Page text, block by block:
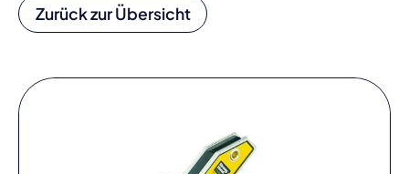
Zurück zur Übersicht